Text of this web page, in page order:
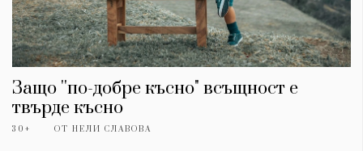
Защо ''по-добре късно" всъщност е
твърде късно
30+ ОТ НЕЛИ СЛАВОВА